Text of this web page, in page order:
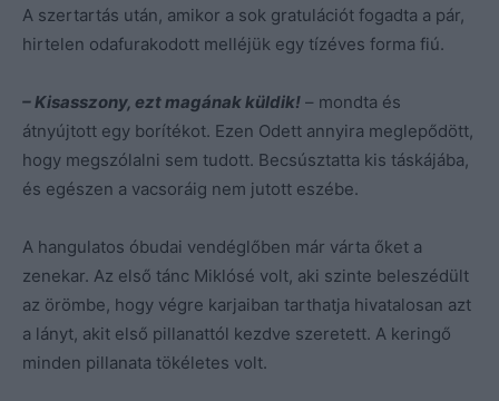
A szertartás után, amikor a sok gratulációt fogadta a pár,
hirtelen odafurakodott melléjük egy tízéves forma fiú.
– Kisasszony, ezt magának küldik! – mondta és
átnyújtott egy borítékot. Ezen Odett annyira meglepődött,
hogy megszólalni sem tudott. Becsúsztatta kis táskájába,
és egészen a vacsoráig nem jutott eszébe.
A hangulatos óbudai vendéglőben már várta őket a
zenekar. Az első tánc Miklósé volt, aki szinte beleszédült
az örömbe, hogy végre karjaiban tarthatja hivatalosan azt
a lányt, akit első pillanattól kezdve szeretett. A keringő
minden pillanata tökéletes volt.